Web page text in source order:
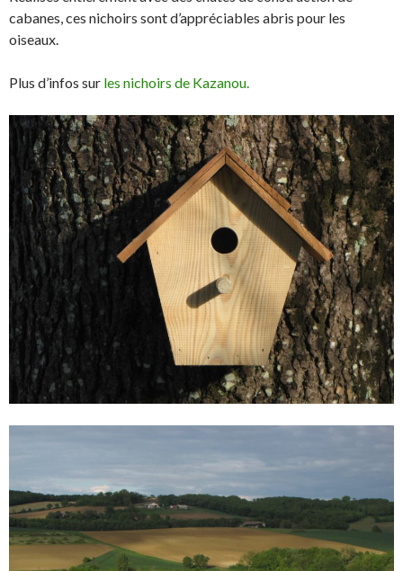
cabanes, ces nichoirs sont d’appréciables abris pour les
oiseaux.
Plus d’infos sur les nichoirs de Kazanou.